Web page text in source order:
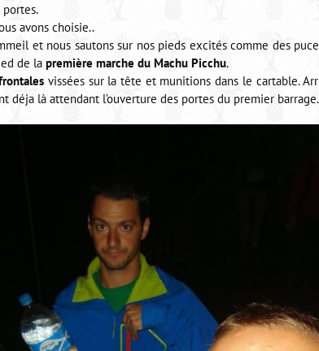
avons choisie..
et nous sautons sur nos pieds excités comme des
de la première marche du Machu Picchu.
vissées sur la tête et munitions dans le cartable.
déja là attendant l’ouverture des portes du premier barrage.